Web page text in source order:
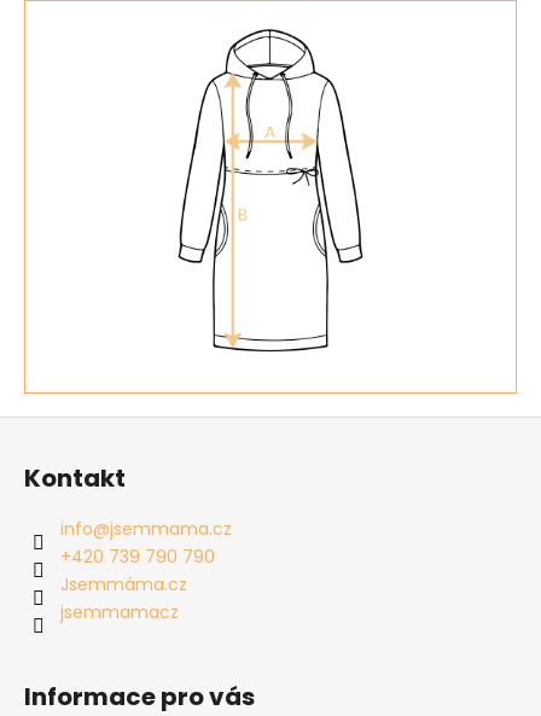
Kontakt
info@jsemmama.cz
+420 739 790 790
Jsemmáma.cz
jsemmamacz
Informace pro vás